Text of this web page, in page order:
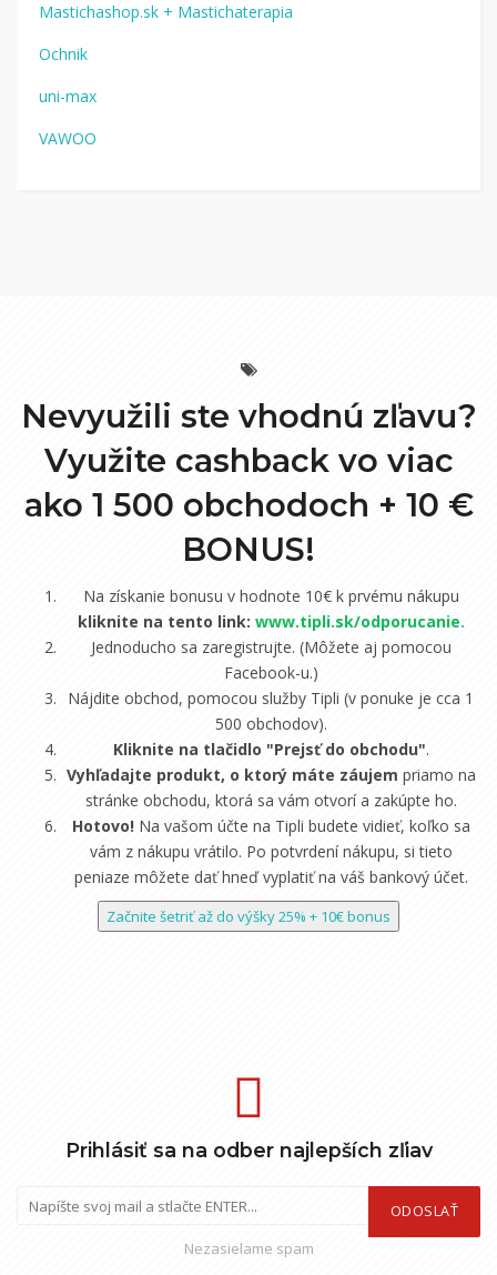
Mastichashop.sk + Mastichaterapia
Ochnik
uni-max
VAWOO
Nevyužili ste vhodnú zľavu?
Využite cashback vo viac
ako 1 500 obchodoch + 10 €
BONUS!
Na získanie bonusu v hodnote 10€ k prvému nákupu
kliknite na tento link: www.tipli.sk/odporucanie.
Jednoducho sa zaregistrujte. (Môžete aj pomocou
Facebook-u.)
Nájdite obchod, pomocou služby Tipli (v ponuke je cca 1
500 obchodov).
Kliknite na tlačidlo "Prejsť do obchodu".
Vyhľadajte produkt, o ktorý máte záujem priamo na
stránke obchodu, ktorá sa vám otvorí a zakúpte ho.
Hotovo! Na vašom účte na Tipli budete vidieť, koľko sa
vám z nákupu vrátilo. Po potvrdení nákupu, si tieto
peniaze môžete dať hneď vyplatiť na váš bankový účet.
Začnite šetriť až do výšky 25% + 10€ bonus
Prihlásiť sa na odber najlepších zľiav
ODOSLAŤ
Nezasielame spam